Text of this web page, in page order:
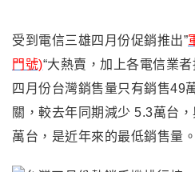
受到電信三雄四月份促銷推出”
門號)“大熱賣，加上各電信業
四月份台灣銷售量只有銷售49
關，較去年同期減少 5.3萬台
萬台，是近年來的最低銷售量。